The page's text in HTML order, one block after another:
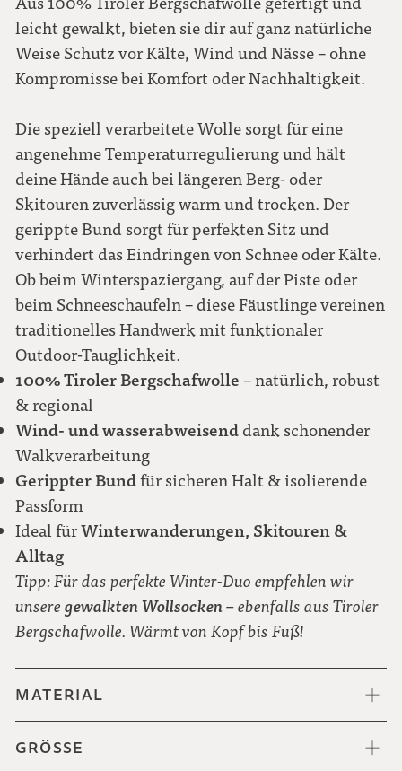
7.5
leicht gewalkt, bieten sie dir auf ganz natürliche
Weise Schutz vor Kälte, Wind und Nässe – ohne
Kompromisse bei Komfort oder Nachhaltigkeit.
Die speziell verarbeitete Wolle sorgt für eine
angenehme Temperaturregulierung und hält
deine Hände auch bei längeren Berg- oder
Skitouren zuverlässig warm und trocken. Der
gerippte Bund sorgt für perfekten Sitz und
verhindert das Eindringen von Schnee oder Kälte.
Ob beim Winterspaziergang, auf der Piste oder
beim Schneeschaufeln – diese Fäustlinge vereinen
traditionelles Handwerk mit funktionaler
Outdoor-Tauglichkeit.
100% Tiroler Bergschafwolle – natürlich, robust
& regional
Wind- und wasserabweisend dank schonender
Walkverarbeitung
Gerippter Bundfür sicheren Halt & isolierende
Passform
Ideal fürWinterwanderungen, Skitouren &
Alltag
Tipp: Für das perfekte Winter-Duo empfehlen wir
unseregewalkten Wollsocken– ebenfalls aus Tiroler
Bergschafwolle. Wärmt von Kopf bis Fuß!
MATERIAL
GRÖSSE